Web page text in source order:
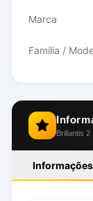
Marca
Família /
Brillantis 2